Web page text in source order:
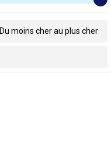
Du moins cher au plus cher